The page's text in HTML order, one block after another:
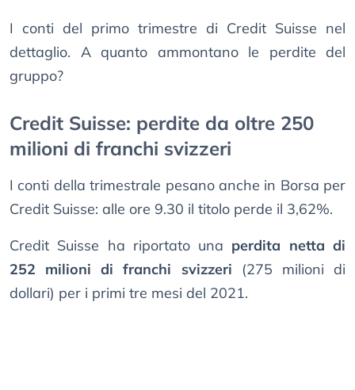
I conti del primo trimestre di Credit Suisse nel
dettaglio. A quanto ammontano le perdite del
gruppo?
Credit Suisse: perdite da oltre 250
milioni di franchi svizzeri
I conti della trimestrale pesano anche in Borsa per
Credit Suisse: alle ore 9.30 il titolo perde il 3,62%.
Credit Suisse ha riportato una perdita netta di
252 milioni di franchi svizzeri (275 milioni di
dollari) per i primi tre mesi del 2021.